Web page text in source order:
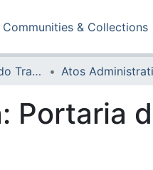
Communities & Collections
Tribunal Regional do Trabalho da 16ª Região Atos
Portaria